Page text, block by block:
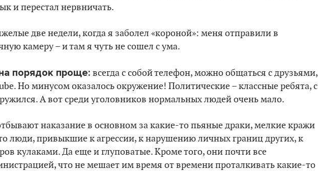
и перестал нервничать.
две недели, когда я заболел «короной»: меня отправили в
камеру – и там я чуть не сошел с ума.
порядок проще: всегда с собой телефон, можно общаться с друзьями,
Но минусом оказалось окружение! Политические – классные ребята, с
А вот среди уголовников нормальных людей очень мало.
наказание в основном за какие-то пьяные драки, мелкие кражи
люди, привыкшие к агрессии, к нарушению личных границ других, к
кулаками. Да еще и глуповатые. Кроме того, они почти все
что не мешает им время от времени проталкивать какие-то